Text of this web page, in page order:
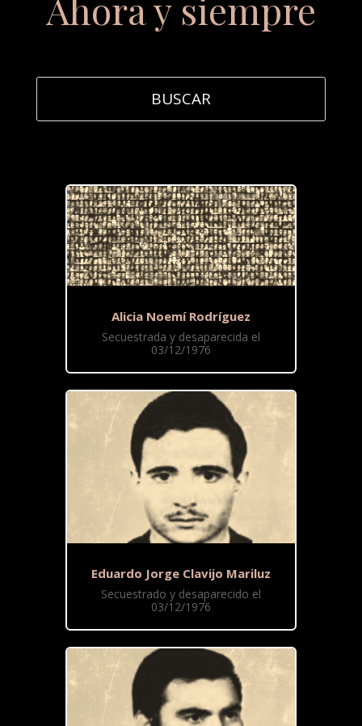
Alicia Noemí Rodríguez
Secuestrada y desaparecida el
03/12/1976
Eduardo Jorge Clavijo Mariluz
Secuestrado y desaparecido el
03/12/1976